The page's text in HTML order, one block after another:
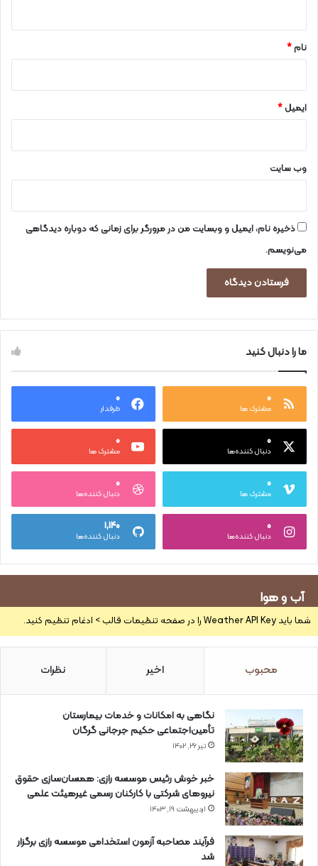
نام*
ایمیل*
وب‌ سایت
ذخیره نام، ایمیل و وبسایت من در مرورگر برای زمانی که دوباره دیدگاهی
می‌نویسم.
ما را دنبال کنید
۰
مشترک ها
۰
طرفدار
۰
دنبال کننده‌ها
۰
مشترک ها
۰
مشترک ها
۰
دنبال کننده‌ها
۰
دنبال کننده‌ها
۱,۱۴۰
دنبال کننده‌ها
آب و هوا
شما باید Weather API Key را در صفحه تنظیمات قالب > ادغام تنظیم کنید.
محبوب اخیر نظرات
نگاهی به امکانات و خدمات بیمارستان
تأمین‌اجتماعی حکیم جرجانی گرگان
تیر ۲۶, ۱۴۰۲
خبر خوش رئیس موسسه رازی: همسان‌سازی حقوق
نیروهای شرکتی با کارکنان رسمی غیرهیئت علمی
اردیبهشت ۱۹, ۱۴۰۳
فرآیند مصاحبه آزمون استخدامی موسسه رازی برگزار
شد